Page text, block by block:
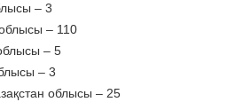
– 3
– 110
– 5
– 3
облысы – 25